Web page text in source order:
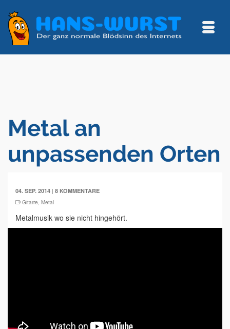
Metal an
unpassenden Orten
04. SEP. 2014 | 8 KOMMENTARE
Gitarre, Metal
Metalmusik wo sie nicht hingehört.